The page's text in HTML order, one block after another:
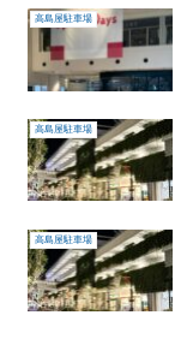
高島屋駐車場
高島屋駐車場
高島屋駐車場